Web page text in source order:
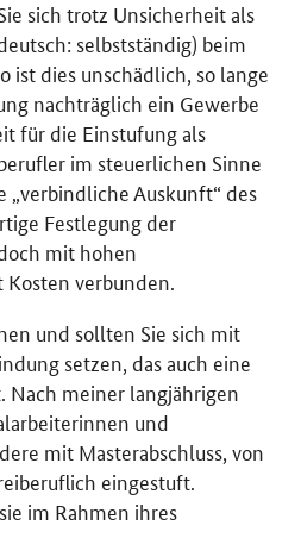
sich trotz Unsicherheit als
selbstständig) beim
ist dies unschädlich, so lange
nachträglich ein Gewerbe
für die Einstufung als
im steuerlichen Sinne
„verbindliche Auskunft“ des
Festlegung der
mit hohen
verbunden.
und sollten Sie sich mit
setzen, das auch eine
Nach meiner langjährigen
und
mit Masterabschluss, von
eingestuft.
im Rahmen ihres